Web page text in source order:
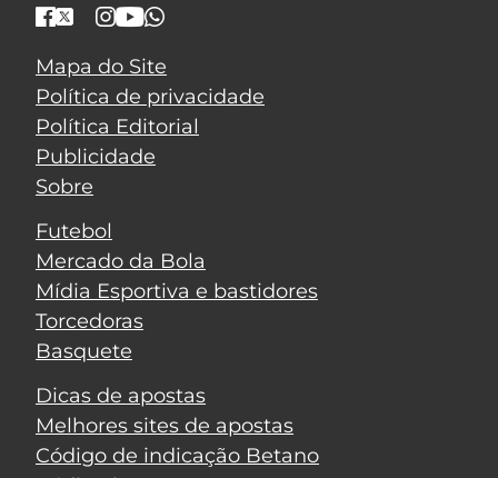
Mapa do Site
Política de privacidade
Política Editorial
Publicidade
Sobre
Futebol
Mercado da Bola
Mídia Esportiva e bastidores
Torcedoras
Basquete
Dicas de apostas
Melhores sites de apostas
Código de indicação Betano